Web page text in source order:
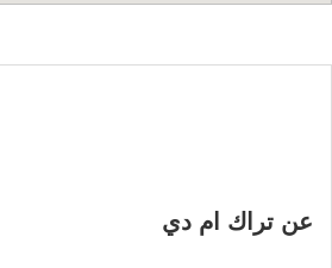
عن تراك ام دي